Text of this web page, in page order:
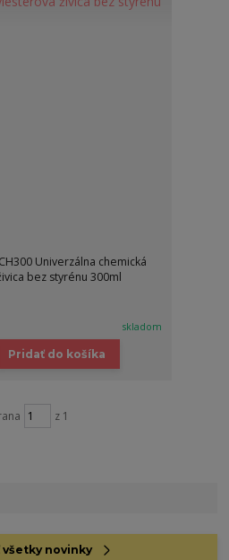
Univerzálna chemická
bez styrénu 300ml
skladom
Pridať do košíka
z 1
novinky